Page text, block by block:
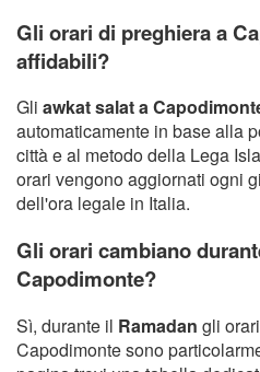
Gli orari di preghiera a
affidabili?
Gli awkat salat a
automaticamente in base alla
città e al metodo della Lega
orari vengono aggiornati ogni
dell'ora legale in Italia.
Gli orari cambiano
Capodimonte?
Sì, durante il Ramadan gli
Capodimonte sono